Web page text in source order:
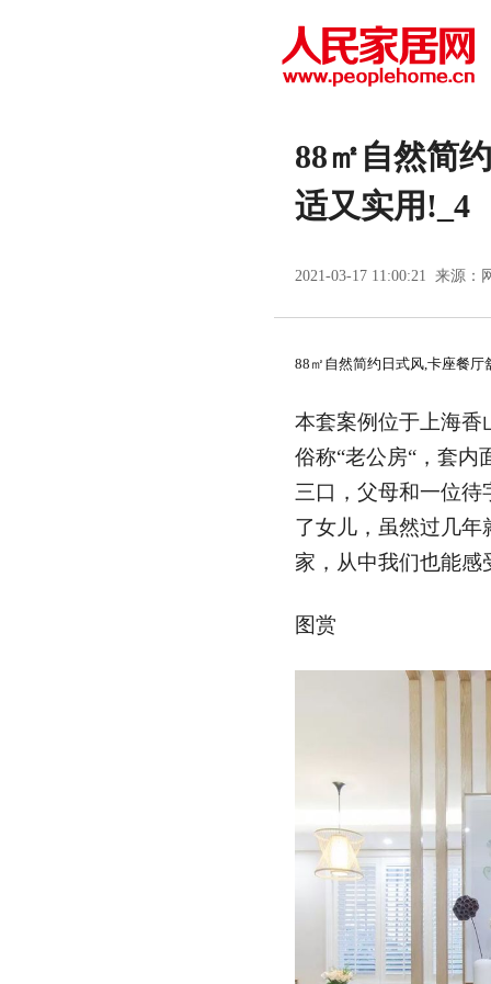
88㎡自然简
适又实用!_4
2021-03-17 11:00:21 来源：
88㎡自然简约日式风,卡座餐厅
本套案例位于上海香
俗称“老公房“，套内
三口，父母和一位
了女儿，虽然过几
家，从中我们也能
图赏